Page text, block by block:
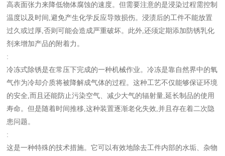
高表面张力来降低物体腐蚀的速度。但需要注意的是浸染过程需控制
温度以及时间,避免产生化学反应导致损伤。浸渍后的工件不能放置
过久或过厚,否则可能会造成严重破坏。此外,还须定期添加防锈乳化
剂来增加产品的附着力。
:
冷冻式除锈是在常压下完成的一种机械作业。冷冻是靠自然界中的氧
气作为冷却介质将被降解成气体的过程。这种工艺不仅能够保证环境
的安全,而且还能防止污染空气、减少大气的辐射量,延长制品的使用
寿命。但是随着时间推移,这种装置逐渐老化失效,并且存在着二次隐
患问题。
:
这是一种特殊的技术措施。它可以有效地除去工件内部的水垢、杂物